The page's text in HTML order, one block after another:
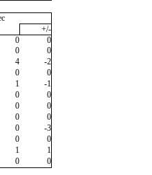
+/-
0
0
0
0
4
-2
0
0
1
-1
0
0
0
0
0
0
0
-3
0
0
1
1
0
0